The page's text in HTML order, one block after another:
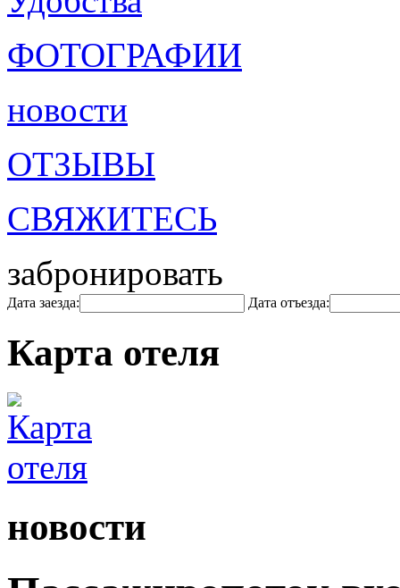
ФОТОГРАФИИ
новости
ОТЗЫВЫ
СВЯЖИТЕСЬ
забронировать
Дата заезда: Дата отъезда:
Карта отеля
новости